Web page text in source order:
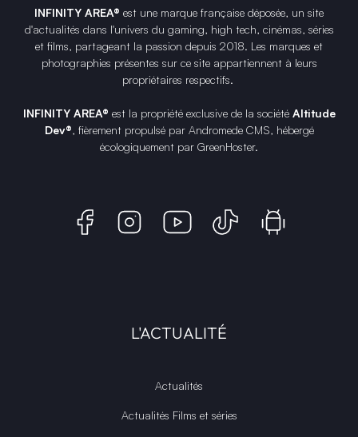
INFINITY AREA® est une marque française déposée, un site
d'actualités dans l'univers du gaming, high tech, cinémas, séries
et films, partageant la passion depuis 2018. Les marques et
photographies présentes sur ce site appartiennent à leurs
propriétaires respectifs.
INFINITY AREA® est la propriété exclusive de la société Altitude
Dev®, fièrement propulsé par Andromede CMS, hébergé
écologiquement par GreenHoster.
L'ACTUALITÉ
Actualités
Actualités Films et séries